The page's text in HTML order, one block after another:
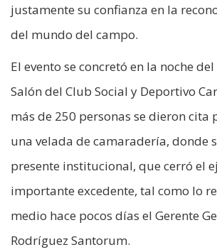
justamente su confianza en la
del mundo del campo.
El evento se concretó en la noche
Salón del Club Social y Deportivo
más de 250 personas se dieron
una velada de camaradería, donde
presente institucional, que cerró el
importante excedente, tal como lo
medio hace pocos días el Gerente
Rodríguez Santorum.